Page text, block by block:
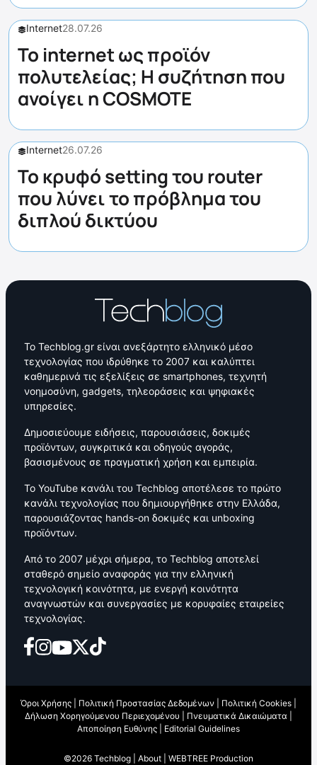
Internet28.07.26
Το internet ως προϊόν
πολυτελείας; Η συζήτηση που
ανοίγει η COSMOTE
Internet26.07.26
Το κρυφό setting του router
που λύνει το πρόβλημα του
διπλού δικτύου
Το Techblog.gr είναι ανεξάρτητο ελληνικό μέσο
τεχνολογίας που ιδρύθηκε το 2007 και καλύπτει
καθημερινά τις εξελίξεις σε smartphones, τεχνητή
νοημοσύνη, gadgets, τηλεοράσεις και ψηφιακές
υπηρεσίες.
Δημοσιεύουμε ειδήσεις, παρουσιάσεις, δοκιμές
προϊόντων, συγκριτικά και οδηγούς αγοράς,
βασισμένους σε πραγματική χρήση και εμπειρία.
Το YouTube κανάλι του Techblog αποτέλεσε το πρώτο
κανάλι τεχνολογίας που δημιουργήθηκε στην Ελλάδα,
παρουσιάζοντας hands-on δοκιμές και unboxing
προϊόντων.
Από το 2007 μέχρι σήμερα, το Techblog αποτελεί
σταθερό σημείο αναφοράς για την ελληνική
τεχνολογική κοινότητα, με ενεργή κοινότητα
αναγνωστών και συνεργασίες με κορυφαίες εταιρείες
τεχνολογίας.
Όροι Χρήσης Πολιτική Προστασίας Δεδομένων Πολιτική Cookies
Δήλωση Χορηγούμενου Περιεχομένου
Πνευματικά Δικαιώματα
Αποποίηση Ευθύνης
Editorial Guidelines
©2026 Techblog | About
WEBTREE Production